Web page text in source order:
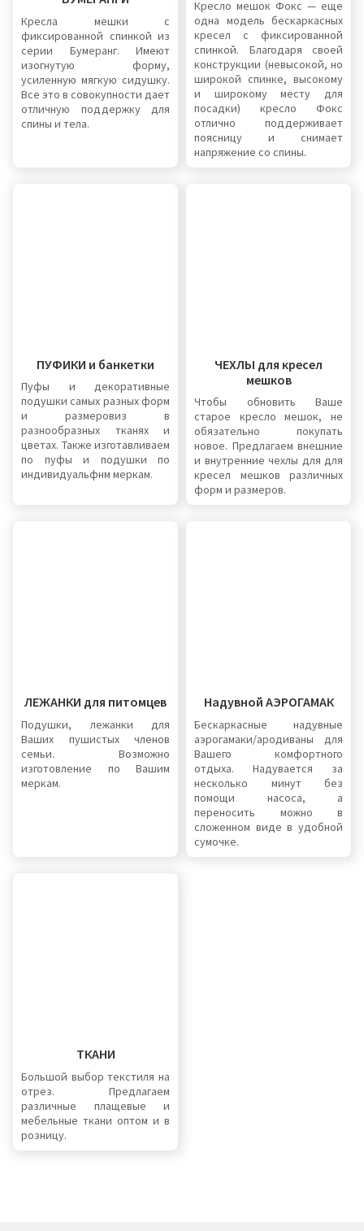
Кресла мешки с
фиксированной спинкой из
серии Бумеранг. Имеют
изогнутую форму,
усиленную мягкую сидушку.
Все это в совокупности дает
отличную поддержку для
спины и тела.
Кресло мешок Фокс — еще
одна модель бескаркасных
кресел с фиксированной
спинкой. Благодаря своей
конструкции (невысокой, но
широкой спинке, высокому
и широкому месту для
посадки) кресло Фокс
отлично поддерживает
поясницу и снимает
напряжение со спины.
ПУФИКИ и банкетки
Пуфы и декоративные
подушки самых разных форм
и размеровиз в
разнообразных тканях и
цветах. Также изготавливаем
по пуфы и подушки по
индивидуальфнм меркам.
ЧЕХЛЫ для кресел
мешков
Чтобы обновить Ваше
старое кресло мешок, не
обязательно покупать
новое. Предлагаем внешние
и внутренние чехлы для для
кресел мешков различных
форм и размеров.
ЛЕЖАНКИ для питомцев
Подушки, лежанки для
Ваших пушистых членов
семьи. Возможно
изготовление по Вашим
меркам.
Надувной АЭРОГАМАК
Бескаркасные надувные
аэрогамаки/ародиваны для
Вашего комфортного
отдыха. Надувается за
несколько минут без
помощи насоса, а
переносить можно в
сложенном виде в удобной
сумочке.
ТКАНИ
Большой выбор текстиля на
отрез. Предлагаем
различные плащевые и
мебельные ткани оптом и в
розницу.